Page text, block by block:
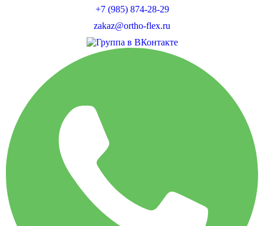
+7 (985) 874-28-29
zakaz@ortho-flex.ru